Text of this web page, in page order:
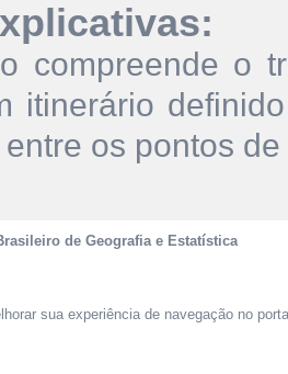
compreende o
itinerário
os pontos
de Geografia e Estatística
sua experiência de navegação no